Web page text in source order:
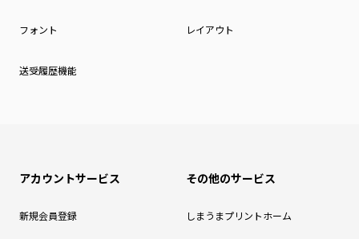
フォント レイアウト
送受履歴機能
アカウントサービス
新規会員登録
その他のサービス
しまうまプリントホーム